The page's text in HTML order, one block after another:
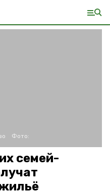
Фото:
семей-